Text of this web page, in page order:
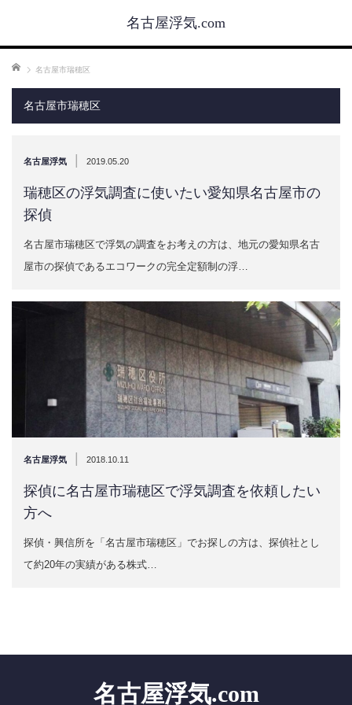
名古屋浮気.com
ホーム 名古屋市瑞穂区
名古屋市瑞穂区
名古屋浮気 2019.05.20
瑞穂区の浮気調査に使いたい愛知県名古屋市の
探偵
名古屋市瑞穂区で浮気の調査をお考えの方は、地元の愛知県名古
屋市の探偵であるエコワークの完全定額制の浮…
名古屋浮気 2018.10.11
探偵に名古屋市瑞穂区で浮気調査を依頼したい
方へ
探偵・興信所を「名古屋市瑞穂区」でお探しの方は、探偵社とし
て約20年の実績がある株式…
名古屋浮気.com